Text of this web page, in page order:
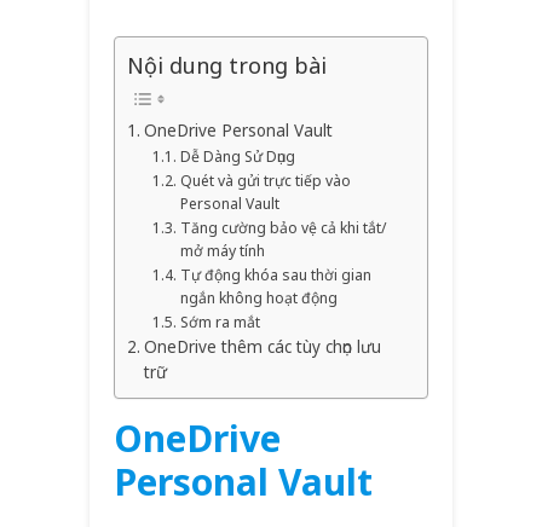
Nội dung trong bài
OneDrive Personal Vault
Dễ Dàng Sử Dụng
Quét và gửi trực tiếp vào
Personal Vault
Tăng cường bảo vệ cả khi tắt/
mở máy tính
Tự động khóa sau thời gian
ngắn không hoạt động
Sớm ra mắt
OneDrive thêm các tùy chọn lưu
trữ
OneDrive
Personal Vault